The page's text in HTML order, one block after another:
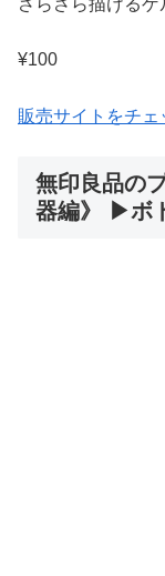
¥100
販売サイトをチェ
無印良品の
器編》 ▶ボ